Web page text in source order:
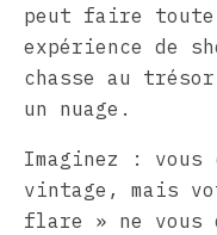
peut faire
expérience de
chasse au
un nuage.
Imaginez :
vintage, mais
flare » ne vous